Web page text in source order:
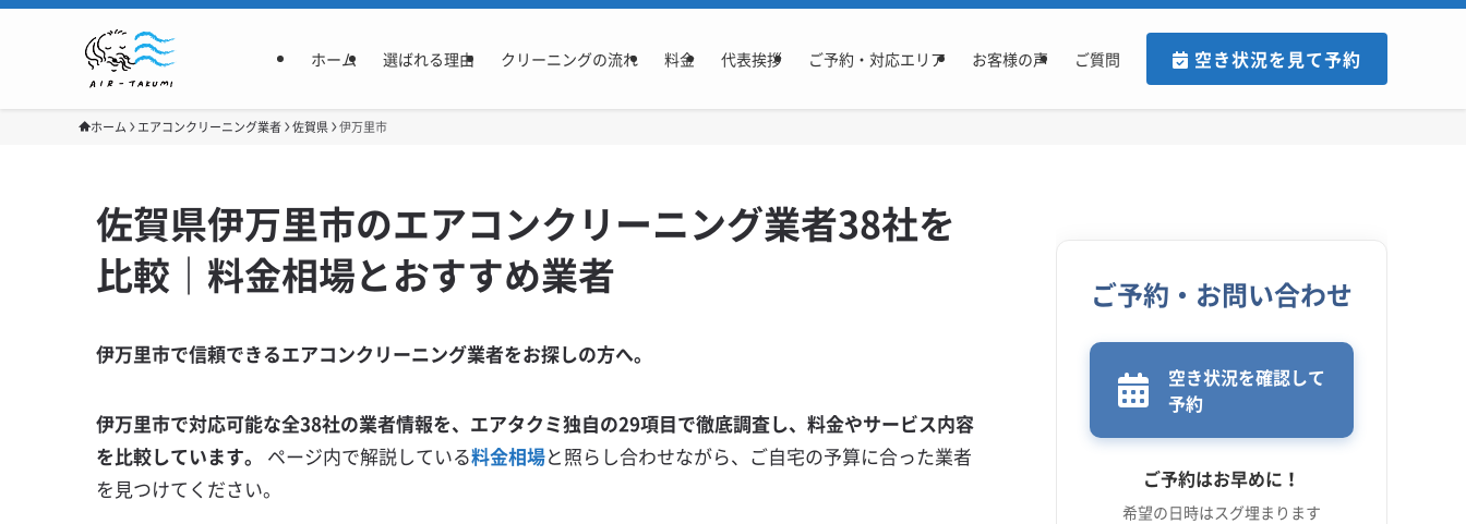
ホーム 選ばれる理由 クリーニングの流れ 料金 代表挨拶 ご予約・対応エリア お客様の声 ご質問 空き状況を見て予約
ホーム エアコンクリーニング業者 佐賀県 伊万里市
佐賀県伊万里市のエアコンクリーニング業者38社を
比較｜料金相場とおすすめ業者
伊万里市で信頼できるエアコンクリーニング業者をお探しの方へ。
伊万里市で対応可能な全38社の業者情報を、エアタクミ独自の29項目で徹底調査し、料金やサービス内容
を比較しています。
ページ内で解説している料金相場と照らし合わせながら、ご自宅の予算に合った業者
を見つけてください。
ご予約・お問い合わせ
空き状況を確認して
予約
ご予約はお早めに！
希望の日時はスグ埋まります